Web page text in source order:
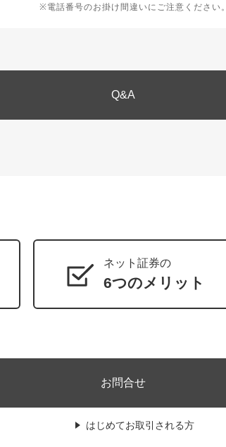
※電話番号のお掛け間違いにご注意ください。
Q&A
ネット証券の
6つのメリット
お問合せ
はじめてお取引される方